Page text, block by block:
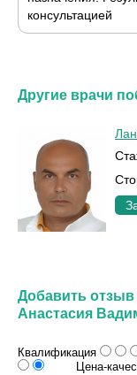
консультацией
Другие врачи
Добавить
Анастасия
Квалификация
Цена-